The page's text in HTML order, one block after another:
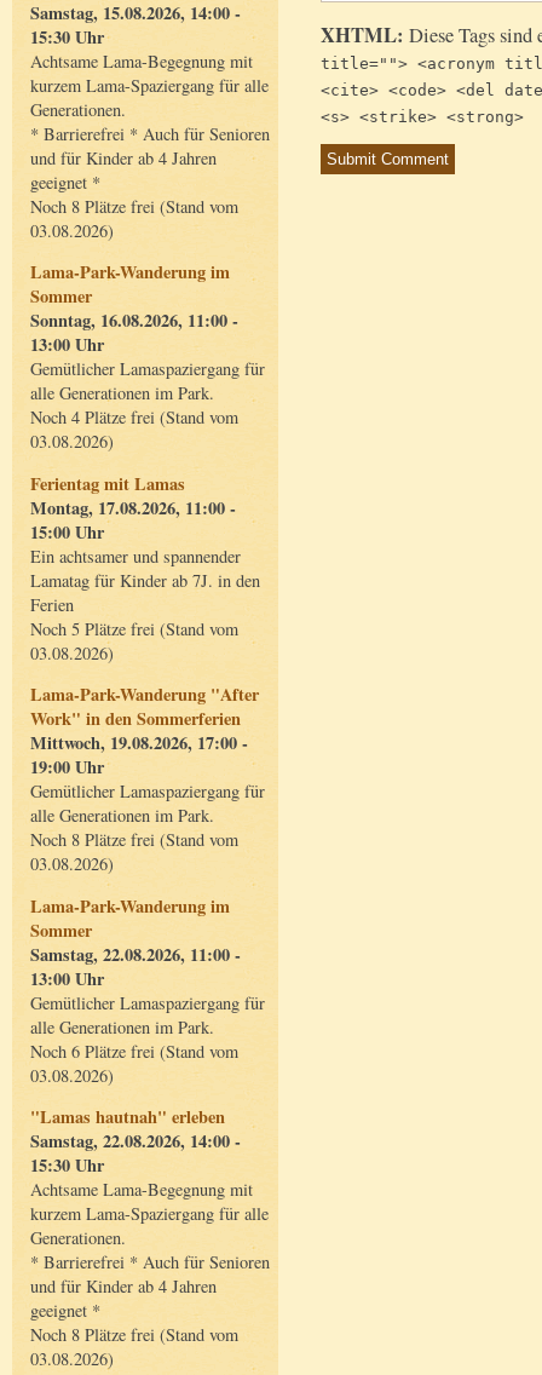
Samstag, 15.08.2026, 14:00 -
15:30 Uhr
Achtsame Lama-Begegnung mit
kurzem Lama-Spaziergang für alle
Generationen.
* Barrierefrei * Auch für Senioren
und für Kinder ab 4 Jahren
geeignet *
Noch 8 Plätze frei (Stand vom
03.08.2026)
Lama-Park-Wanderung im
Sommer
Sonntag, 16.08.2026, 11:00 -
13:00 Uhr
Gemütlicher Lamaspaziergang für
alle Generationen im Park.
Noch 4 Plätze frei (Stand vom
03.08.2026)
Ferientag mit Lamas
Montag, 17.08.2026, 11:00 -
15:00 Uhr
Ein achtsamer und spannender
Lamatag für Kinder ab 7J. in den
Ferien
Noch 5 Plätze frei (Stand vom
03.08.2026)
Lama-Park-Wanderung "After
Work" in den Sommerferien
Mittwoch, 19.08.2026, 17:00 -
19:00 Uhr
Gemütlicher Lamaspaziergang für
alle Generationen im Park.
Noch 8 Plätze frei (Stand vom
03.08.2026)
Lama-Park-Wanderung im
Sommer
Samstag, 22.08.2026, 11:00 -
13:00 Uhr
Gemütlicher Lamaspaziergang für
alle Generationen im Park.
Noch 6 Plätze frei (Stand vom
03.08.2026)
"Lamas hautnah" erleben
Samstag, 22.08.2026, 14:00 -
15:30 Uhr
Achtsame Lama-Begegnung mit
kurzem Lama-Spaziergang für alle
Generationen.
* Barrierefrei * Auch für Senioren
und für Kinder ab 4 Jahren
geeignet *
Noch 8 Plätze frei (Stand vom
03.08.2026)
XHTML: Diese Tags
title=""> <acronym
<cite> <code> <del
<s> <strike> <strong>